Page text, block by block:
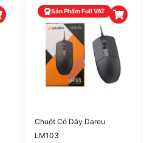
Sản Phẩm Full VAT
Chuột Có Dây Dareu
LM103